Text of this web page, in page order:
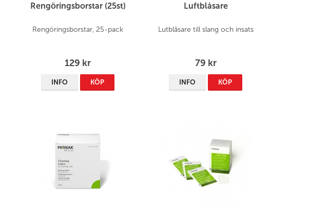
Rengöringsborstar (25st)
Rengöringsborstar, 25-pack
129 kr
INFO KÖP
Luftblåsare
Lutblåsare till slang och insats
79 kr
INFO KÖP